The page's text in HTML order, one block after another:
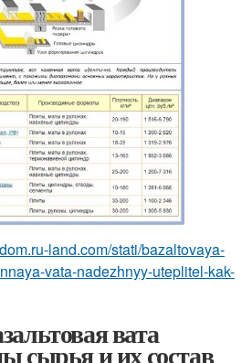
land.com/stati/bazaltovaya-
vata-nadezhnyy-uteplitel-kak-
вата
сырья и их состав